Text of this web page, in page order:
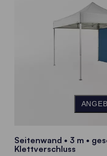
Seitenwand • 3 m •
Klettverschluss